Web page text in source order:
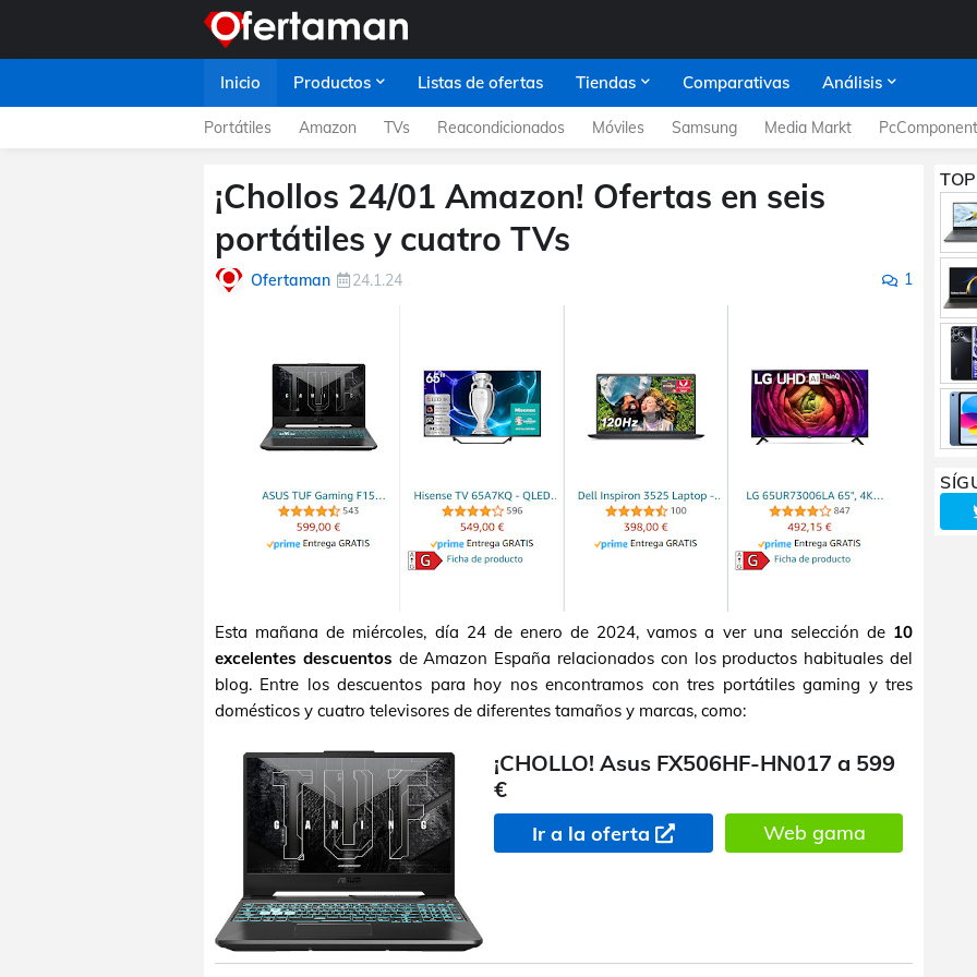
Inicio Productos Listas de ofertas Tiendas Comparativas Análisis
Portátiles Amazon TVs Reacondicionados Móviles Samsung Media Markt
¡Chollos 24/01 Amazon! Ofertas en seis
portátiles y cuatro TVs
Ofertaman 24.1.24 1
Esta mañana de miércoles, día 24 de enero de 2024, vamos a ver una selección de 10
excelentes descuentos de Amazon España relacionados con los productos habituales del
blog. Entre los descuentos para hoy nos encontramos con tres portátiles gaming y tres
domésticos y cuatro televisores de diferentes tamaños y marcas, como:
¡CHOLLO! Asus FX506HF-HN017 a 599
€
Ir a la oferta Web gama